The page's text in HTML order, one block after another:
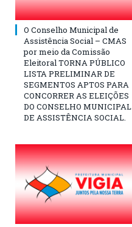
O Conselho Municipal de
Assistência Social – CMAS
por meio da Comissão
Eleitoral TORNA PÚBLICO
LISTA PRELIMINAR DE
SEGMENTOS APTOS PARA
CONCORRER AS ELEIÇÕES
DO CONSELHO MUNICIPAL
DE ASSISTÊNCIA SOCIAL.